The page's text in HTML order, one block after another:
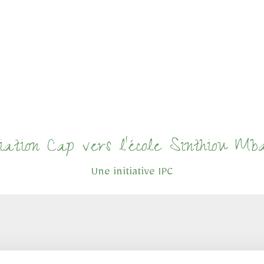
Cap vers l'école Sinthiou
Une initiative IPC